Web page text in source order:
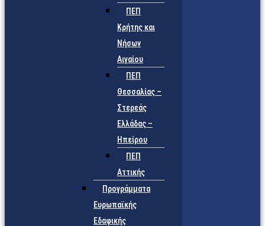
ΠΕΠ
Κρήτης και
Νήσων
Αιγαίου
ΠΕΠ
Θεσσαλίας –
Στερεάς
Ελλάδας –
Ηπείρου
ΠΕΠ
Αττικής
Προγράμματα
Ευρωπαϊκής
Εδαφικής